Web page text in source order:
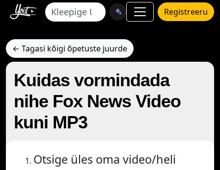
Registreeru
← Tagasi kõigi õpetuste juurde
Kuidas vormindada
nihe Fox News Video
kuni MP3
Otsige üles oma video/heli